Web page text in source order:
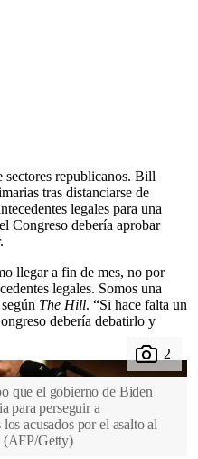
sectores republicanos. Bill
tras distanciarse de
legales para una
Congreso debería aprobar
llegar a fin de mes, no por
legales. Somos una
The Hill. “Si hace falta un
debería debatirlo y
que el gobierno de Biden
para perseguir a
acusados por el asalto al
(AFP/Getty)